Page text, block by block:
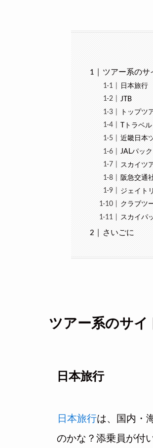
ツアー系のサ
日本旅行
JTB
トップツ
Tトラベル
近畿日本
JALパック
スカイツ
阪急交通
ジェイト
クラブツ
スカイパ
さいごに
ツアー系のサイ
日本旅行
日本旅行は、国内・
のかな？添乗員が付